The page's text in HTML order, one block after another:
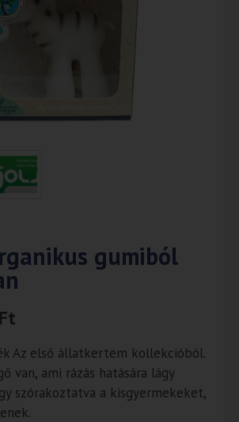
gumiból
Ft
Az első állatkertem kollekcióból.
van, ami rázás hatására lágy
szórakoztatva a kisgyermekeket,